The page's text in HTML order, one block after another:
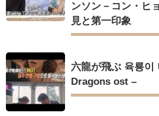
ンソン－コン・ヒ
見と第一印象
六龍が飛ぶ 육룡
Dragons ost –